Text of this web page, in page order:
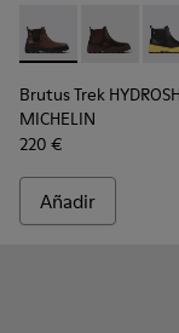
Brutus Trek
Brutus
Brutus Trek
MICHELIN
220 €
Añadir